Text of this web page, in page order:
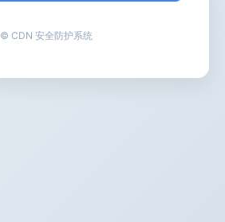
© CDN 安全防护系统